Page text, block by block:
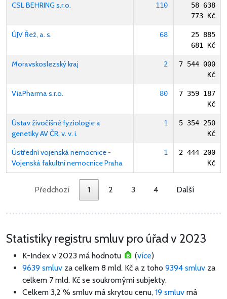
CSL BEHRING s.r.o. 110
58 638
773 Kč
ÚJV Řež, a. s. 68
25 885
681 Kč
Moravskoslezský kraj 2
7 544 000
Kč
ViaPharma s.r.o. 80
7 359 187
Kč
Ústav živočišné fyziologie a
genetiky AV ČR, v. v. i.
1
5 354 250
Kč
Ústřední vojenská nemocnice -
Vojenská fakultní nemocnice Praha
1
2 444 200
Kč
Předchozí 1 2 3 4 Další
Statistiky registru smluv pro úřad v 2023
K-Index v 2023 má hodnotu (více)
9639 smluv za celkem 8 mld. Kč a z toho 9394 smluv za
celkem 7 mld. Kč se soukromými subjekty.
Celkem 3,2 % smluv má skrytou cenu, 19 smluv má